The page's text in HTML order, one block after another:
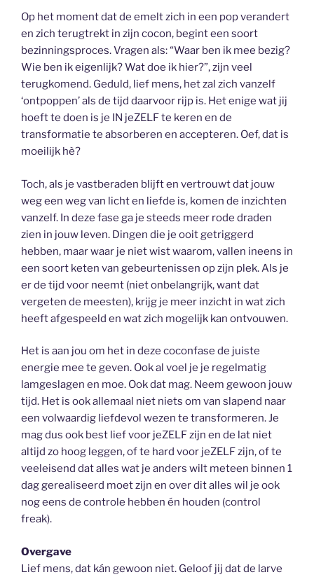
Op het moment dat de emelt zich in een pop verandert
en zich terugtrekt in zijn cocon, begint een soort
bezinningsproces. Vragen als: “Waar ben ik mee bezig?
Wie ben ik eigenlijk? Wat doe ik hier?”, zijn veel
terugkomend. Geduld, lief mens, het zal zich vanzelf
‘ontpoppen’ als de tijd daarvoor rijp is. Het enige wat jij
hoeft te doen is je IN jeZELF te keren en de
transformatie te absorberen en accepteren. Oef, dat is
moeilijk hè?
Toch, als je vastberaden blijft en vertrouwt dat jouw
weg een weg van licht en liefde is, komen de inzichten
vanzelf. In deze fase ga je steeds meer rode draden
zien in jouw leven. Dingen die je ooit getriggerd
hebben, maar waar je niet wist waarom, vallen ineens in
een soort keten van gebeurtenissen op zijn plek. Als je
er de tijd voor neemt (niet onbelangrijk, want dat
vergeten de meesten), krijg je meer inzicht in wat zich
heeft afgespeeld en wat zich mogelijk kan ontvouwen.
Het is aan jou om het in deze coconfase de juiste
energie mee te geven. Ook al voel je je regelmatig
lamgeslagen en moe. Ook dat mag. Neem gewoon jouw
tijd. Het is ook allemaal niet niets om van slapend naar
een volwaardig liefdevol wezen te transformeren. Je
mag dus ook best lief voor jeZELF zijn en de lat niet
altijd zo hoog leggen, of te hard voor jeZELF zijn, of te
veeleisend dat alles wat je anders wilt meteen binnen 1
dag gerealiseerd moet zijn en over dit alles wil je ook
nog eens de controle hebben én houden (control
freak).
Overgave
Lief mens, dat kán gewoon niet. Geloof jij dat de larve